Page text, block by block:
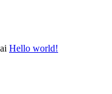
Hello world!